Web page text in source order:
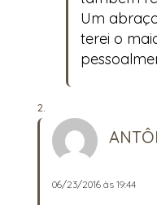
Um
terei o
06/23/2016 às 19:44